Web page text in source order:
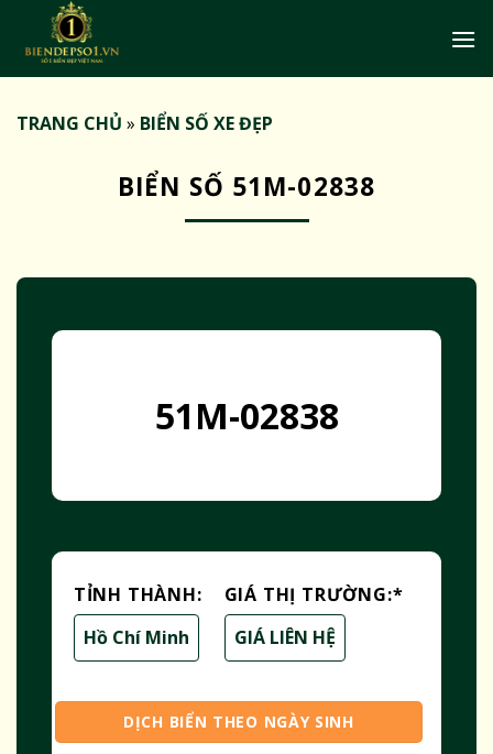
TRANG CHỦ » BIỂN SỐ XE ĐẸP
BIỂN SỐ 51M-02838
51M-02838
TỈNH THÀNH:
Hồ Chí Minh
GIÁ THỊ TRƯỜNG:*
GIÁ LIÊN HỆ
DỊCH BIỂN THEO NGÀY SINH